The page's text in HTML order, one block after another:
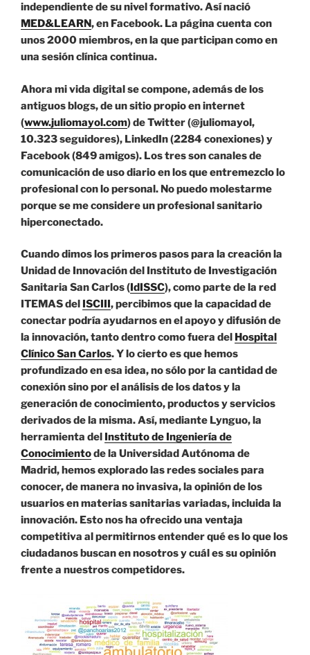
independiente de su nivel formativo. Así nació
MED&LEARN, en Facebook. La página cuenta con
unos 2000 miembros, en la que participan como en
una sesión clínica continua.
Ahora mi vida digital se compone, además de los
antiguos blogs, de un sitio propio en internet
(www.juliomayol.com) de Twitter (@juliomayol,
10.323 seguidores), LinkedIn (2284 conexiones) y
Facebook (849 amigos). Los tres son canales de
comunicación de uso diario en los que entremezclo lo
profesional con lo personal. No puedo molestarme
porque se me considere un profesional sanitario
hiperconectado.
Cuando dimos los primeros pasos para la creación la
Unidad de Innovación del Instituto de Investigación
Sanitaria San Carlos (IdISSC), como parte de la red
ITEMAS del ISCIII, percibimos que la capacidad de
conectar podría ayudarnos en el apoyo y difusión de
la innovación, tanto dentro como fuera del Hospital
Clínico San Carlos. Y lo cierto es que hemos
profundizado en esa idea, no sólo por la cantidad de
conexión sino por el análisis de los datos y la
generación de conocimiento, productos y servicios
derivados de la misma. Así, mediante Lynguo, la
herramienta del Instituto de Ingeniería de
Conocimientode la Universidad Autónoma de
Madrid, hemos explorado las redes sociales para
conocer, de manera no invasiva, la opinión de los
usuarios en materias sanitarias variadas, incluida la
innovación. Esto nos ha ofrecido una ventaja
competitiva al permitirnos entender qué es lo que los
ciudadanos buscan en nosotros y cuál es su opinión
frente a nuestros competidores.